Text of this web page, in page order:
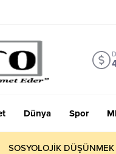
Dünya Spor
SOSYOLOJİK